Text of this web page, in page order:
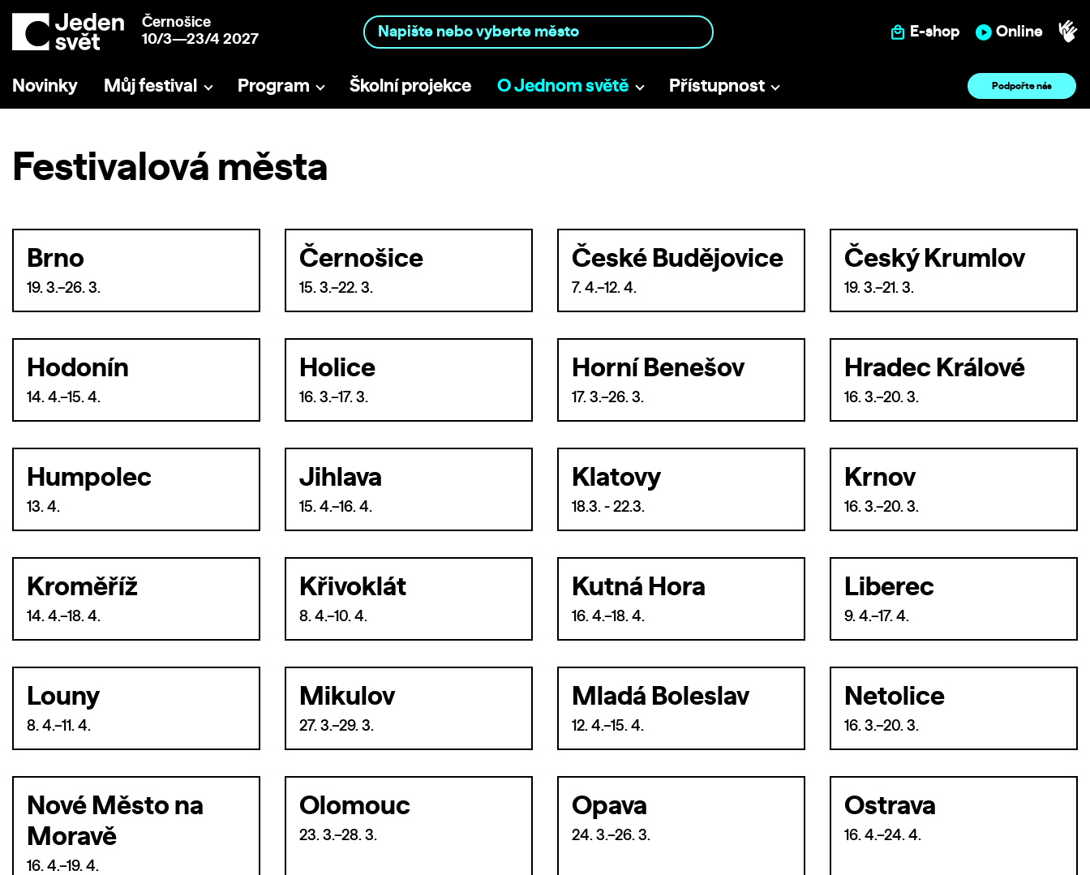
Černošice
10/3—23/4 2027
E-shop Online
Novinky Můj festival Program Školní projekce O Jednom světě Přístupnost Podpořte nás
Festivalová města
Brno
19. 3.–26. 3.
Černošice
15. 3.–22. 3.
České Budějovice
7. 4.–12. 4.
Český Krumlov
19. 3.–21. 3.
Hodonín
14. 4.–15. 4.
Holice
16. 3.–17. 3.
Horní Benešov
17. 3.–26. 3.
Hradec Králové
16. 3.–20. 3.
Humpolec
13. 4.
Jihlava
15. 4.–16. 4.
Klatovy
18.3. - 22.3.
Krnov
16. 3.–20. 3.
Kroměříž
14. 4.–18. 4.
Křivoklát
8. 4.–10. 4.
Kutná Hora
16. 4.–18. 4.
Liberec
9. 4.–17. 4.
Louny
8. 4.–11. 4.
Mikulov
27. 3.–29. 3.
Mladá Boleslav
12. 4.–15. 4.
Netolice
16. 3.–20. 3.
Nové Město na
Moravě
16. 4.–19. 4.
Olomouc
23. 3.–28. 3.
Opava
24. 3.–26. 3.
Ostrava
16. 4.–24. 4.